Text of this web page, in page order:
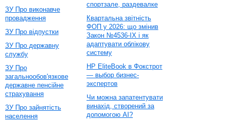
ЗУ Про виконавче
провадження
ЗУ Про відпустки
ЗУ Про державну
службу
ЗУ Про
загальнообов'язкове
державне пенсійне
страхування
ЗУ Про зайнятість
населення
спортзале, раздевалке
Квартальна звітність
ФОП у 2026: що змінив
Закон №4536-IX і як
адаптувати облікову
систему
HP EliteBook в Фокстрот
— выбор бизнес-
экспертов
Чи можна запатентувати
винахід, створений за
допомогою AI?